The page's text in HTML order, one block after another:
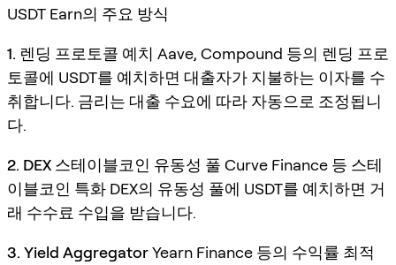
USDT Earn의 주요 방식
1. 렌딩 프로토콜 예치 Aave, Compound 등의 렌딩 프로
토콜에 USDT를 예치하면 대출자가 지불하는 이자를 수
취합니다. 금리는 대출 수요에 따라 자동으로 조정됩니
다.
2. DEX 스테이블코인 유동성 풀 Curve Finance 등 스테
이블코인 특화 DEX의 유동성 풀에 USDT를 예치하면 거
래 수수료 수입을 받습니다.
3. Yield AggregatorYearn Finance 등의 수익률 최적